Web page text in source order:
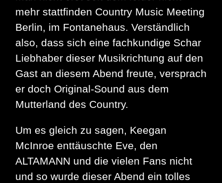
mehr stattfinden Country Music Meeting
Berlin, im Fontanehaus. Verständlich
also, dass sich eine fachkundige Schar
Liebhaber dieser Musikrichtung auf den
Gast an diesem Abend freute, versprach
er doch Original-Sound aus dem
Mutterland des Country.
Um es gleich zu sagen, Keegan
McInroe enttäuschte Eve, den
ALTAMANN und die vielen Fans nicht
und so wurde dieser Abend ein tolles